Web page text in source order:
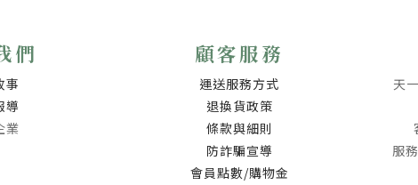
們
事
導
業
顧客服務
運送服務方式
退換貨政策
條款與細則
防詐騙宣導
會員點數/購物金
天
服